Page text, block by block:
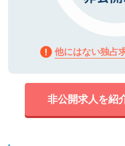
他にはない独占
非公開求人を紹